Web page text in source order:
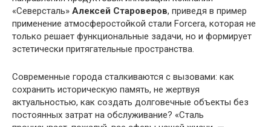
«Северсталь» Алексей Староверов, приведя в пример
применение атмосферостойкой стали Forcera, которая не
только решает функциональные задачи, но и формирует
эстетически притягательные пространства.
Современные города сталкиваются с вызовами: как
сохранить историческую память, не жертвуя
актуальностью, как создать долговечные объекты без
постоянных затрат на обслуживание? «Сталь